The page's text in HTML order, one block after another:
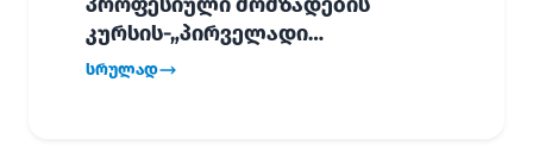
კურსის-„პირველადი
გადაუდებელი დახმარება“,
სრულად